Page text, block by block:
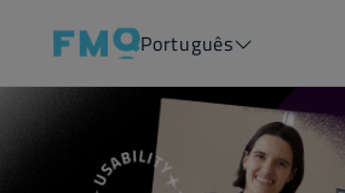
Português